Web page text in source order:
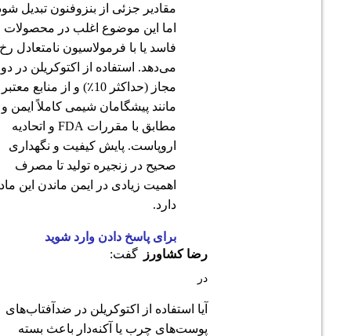
مقادیر جزئی از بنزوفنون تبدیل شود،
اما این موضوع اغلب در محصولات
فاسد یا با فرمولاسیون نامتعادل رخ
می‌دهد. استفاده از اکتوکریلن در دوز
مجاز (حداکثر 10٪) و از منابع معتبر
مانند پیشگامان شیمی کاملاً ایمن و
مطابق با مقررات FDA و اتحادیه
اروپاست. پایش کیفیت و نگهداری
صحیح در زنجیره تولید تا مصرف
اهمیت زیادی در ایمن ماندن این ماده
برای پاسخ دادن وارد شوید
آیا استفاده از اکتوکریلن در ضدآفتاب‌های
پوست‌های چرب یا آکنه‌دار باعث بسته